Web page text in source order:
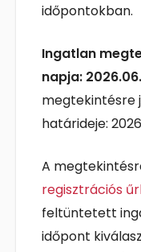
időpontokban.
Ingatlan
napja:
megtekintésre
határideje:
A
regisztrációs
feltüntetett
időpont